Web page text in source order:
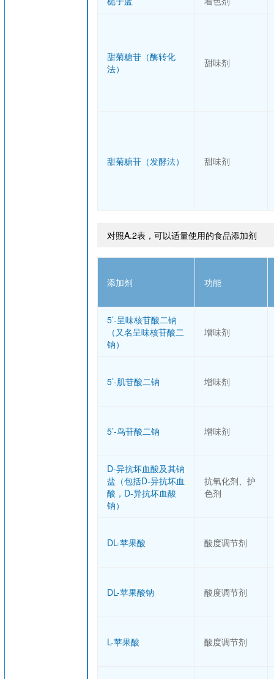
甜菊糖苷（酶转化
法）
甜味剂
甜菊糖苷（发酵法） 甜味剂
对照A.2表，可以适量使用的食品添加剂
添加剂 功能
5’-呈味核苷酸二钠
（又名呈味核苷酸二
钠）
增味剂
5’-肌苷酸二钠 增味剂
5’-鸟苷酸二钠 增味剂
D-异抗坏血酸及其钠
盐（包括D-异抗坏血
酸，D-异抗坏血酸
钠）
抗氧化剂、护
色剂
DL-苹果酸 酸度调节剂
DL-苹果酸钠 酸度调节剂
L-苹果酸 酸度调节剂